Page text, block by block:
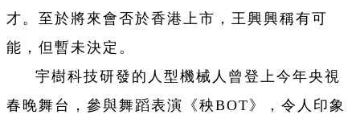
才。至於將來會否於香港上市，王興興稱有可
能，但暫未決定。
宇樹科技研發的人型機械人曾登上今年央視
春晚舞台，參與舞蹈表演《秧BOT》，令人印象